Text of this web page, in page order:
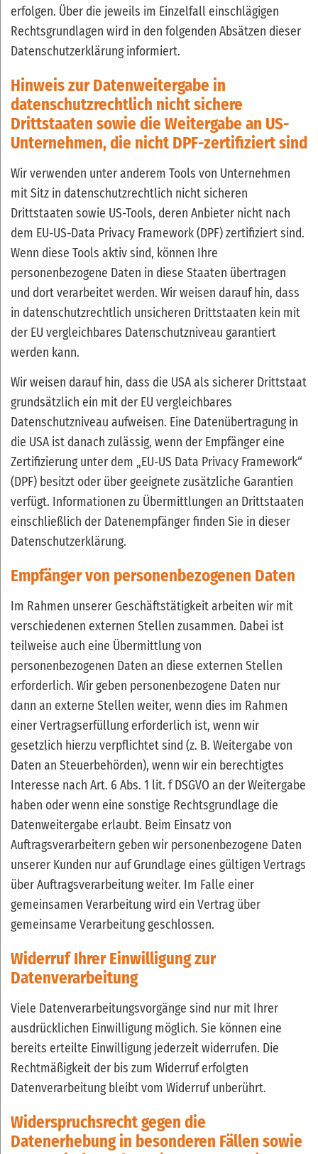
erfolgen. Über die jeweils im Einzelfall einschlägigen
Rechtsgrundlagen wird in den folgenden Absätzen dieser
Datenschutzerklärung informiert.
Hinweis zur Datenweitergabe in
datenschutzrechtlich nicht sichere
Drittstaaten sowie die Weitergabe an US-
Unternehmen, die nicht DPF-zertifiziert sind
Wir verwenden unter anderem Tools von Unternehmen
mit Sitz in datenschutzrechtlich nicht sicheren
Drittstaaten sowie US-Tools, deren Anbieter nicht nach
dem EU-US-Data Privacy Framework (DPF) zertifiziert sind.
Wenn diese Tools aktiv sind, können Ihre
personenbezogene Daten in diese Staaten übertragen
und dort verarbeitet werden. Wir weisen darauf hin, dass
in datenschutzrechtlich unsicheren Drittstaaten kein mit
der EU vergleichbares Datenschutzniveau garantiert
werden kann.
Wir weisen darauf hin, dass die USA als sicherer Drittstaat
grundsätzlich ein mit der EU vergleichbares
Datenschutzniveau aufweisen. Eine Datenübertragung in
die USA ist danach zulässig, wenn der Empfänger eine
Zertifizierung unter dem „EU-US Data Privacy Framework“
(DPF) besitzt oder über geeignete zusätzliche Garantien
verfügt. Informationen zu Übermittlungen an Drittstaaten
einschließlich der Datenempfänger finden Sie in dieser
Datenschutzerklärung.
Empfänger von personenbezogenen Daten
Im Rahmen unserer Geschäftstätigkeit arbeiten wir mit
verschiedenen externen Stellen zusammen. Dabei ist
teilweise auch eine Übermittlung von
personenbezogenen Daten an diese externen Stellen
erforderlich. Wir geben personenbezogene Daten nur
dann an externe Stellen weiter, wenn dies im Rahmen
einer Vertragserfüllung erforderlich ist, wenn wir
gesetzlich hierzu verpflichtet sind (z. B. Weitergabe von
Daten an Steuerbehörden), wenn wir ein berechtigtes
Interesse nach Art. 6 Abs. 1 lit. f DSGVO an der Weitergabe
haben oder wenn eine sonstige Rechtsgrundlage die
Datenweitergabe erlaubt. Beim Einsatz von
Auftragsverarbeitern geben wir personenbezogene Daten
unserer Kunden nur auf Grundlage eines gültigen Vertrags
über Auftragsverarbeitung weiter. Im Falle einer
gemeinsamen Verarbeitung wird ein Vertrag über
gemeinsame Verarbeitung geschlossen.
Widerruf Ihrer Einwilligung zur
Datenverarbeitung
Viele Datenverarbeitungsvorgänge sind nur mit Ihrer
ausdrücklichen Einwilligung möglich. Sie können eine
bereits erteilte Einwilligung jederzeit widerrufen. Die
Rechtmäßigkeit der bis zum Widerruf erfolgten
Datenverarbeitung bleibt vom Widerruf unberührt.
Widerspruchsrecht gegen die
Datenerhebung in besonderen Fällen sowie